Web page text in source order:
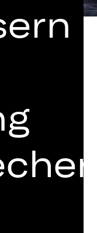
Robbins
Sondheim
Sprache
Klasse /
und